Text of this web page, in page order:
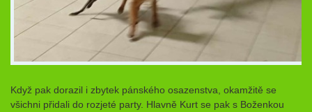
Když pak dorazil i zbytek pánského osazenstva, okamžitě se
všichni přidali do rozjeté party. Hlavně Kurt se pak s Boženkou